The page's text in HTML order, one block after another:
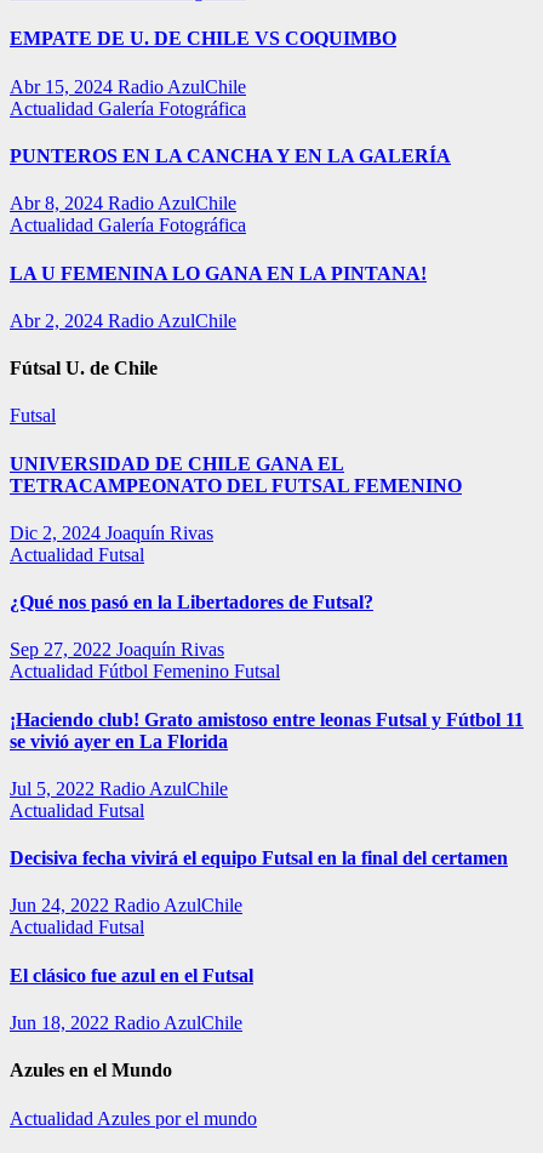
EMPATE DE U. DE CHILE VS COQUIMBO
Abr 15, 2024 Radio AzulChile
Actualidad Galería Fotográfica
PUNTEROS EN LA CANCHA Y EN LA GALERÍA
Abr 8, 2024 Radio AzulChile
Actualidad Galería Fotográfica
LA U FEMENINA LO GANA EN LA PINTANA!
Abr 2, 2024 Radio AzulChile
Fútsal U. de Chile
Futsal
UNIVERSIDAD DE CHILE GANA EL
TETRACAMPEONATO DEL FUTSAL FEMENINO
Dic 2, 2024 Joaquín Rivas
Actualidad Futsal
¿Qué nos pasó en la Libertadores de Futsal?
Sep 27, 2022 Joaquín Rivas
Actualidad Fútbol Femenino Futsal
¡Haciendo club! Grato amistoso entre leonas Futsal y Fútbol 11
se vivió ayer en La Florida
Jul 5, 2022 Radio AzulChile
Actualidad Futsal
Decisiva fecha vivirá el equipo Futsal en la final del certamen
Jun 24, 2022 Radio AzulChile
Actualidad Futsal
El clásico fue azul en el Futsal
Jun 18, 2022 Radio AzulChile
Azules en el Mundo
Actualidad Azules por el mundo